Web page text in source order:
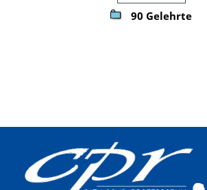
90 Gelehrte